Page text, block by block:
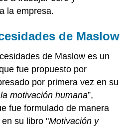
la empresa.
de Maslow
de Maslow es un
fue propuesto por
por primera vez en su
motivación humana”,
fue formulado de manera
su libro "Motivación y